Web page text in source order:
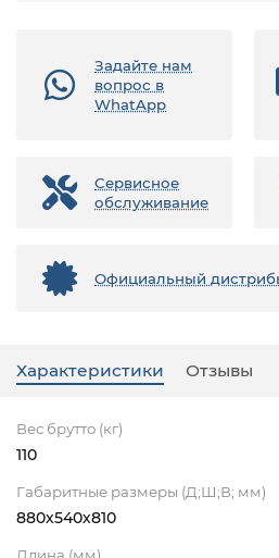
Задайте нам
вопрос в
WhatApp
Сервисное
обслуживание
Официальный
Характеристики Отзывы
Вес брутто (кг)
110
Габаритные размеры (Д;Ш;В; мм)
880х540х810
Длина (мм)